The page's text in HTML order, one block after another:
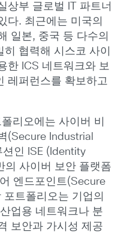
상부 글로벌 IT 파트너
다. 최근에는 미국의
일본, 중국 등 다수의
협력해 시스코 사이
한 ICS 네트워크와 보
레퍼런스를 확보하고
리오에는 사이버 비
(Secure Industrial
인 ISE (Identity
의 사이버 보안 플랫폼
엔드포인트(Secure
트폴리오는 기업의
업용 네트워크나 분
보안과 가시성 제공